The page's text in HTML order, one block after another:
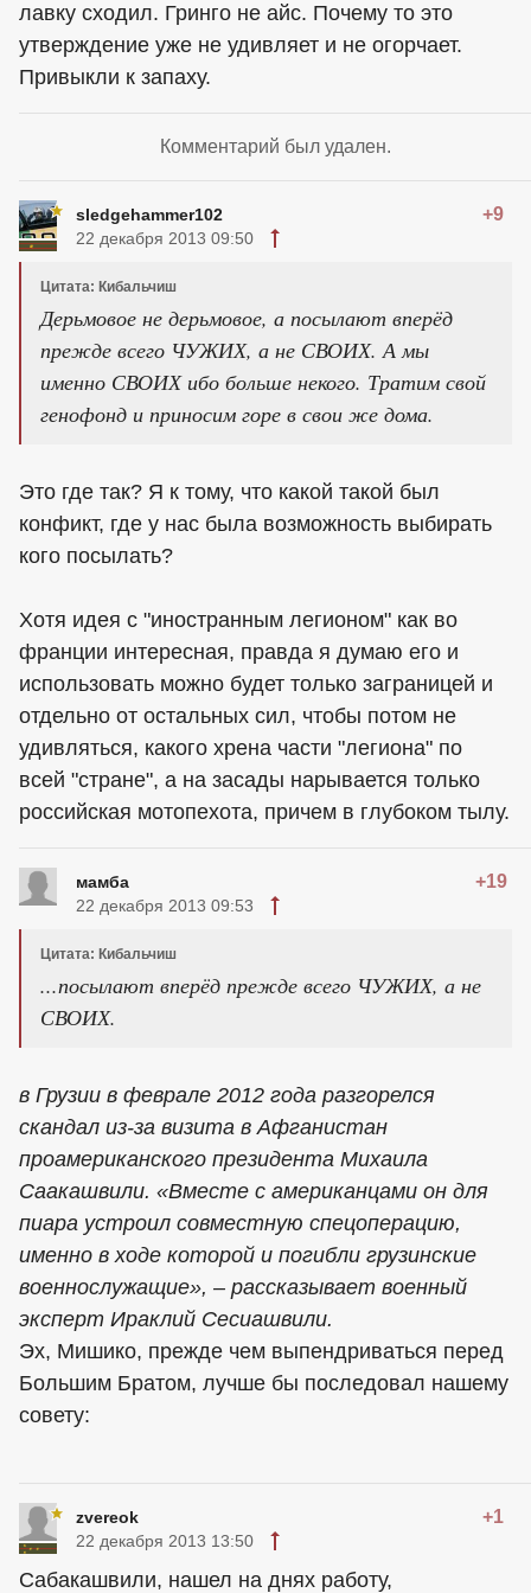
лавку сходил. Гринго не айс. Почему то это
утверждение уже не удивляет и не огорчает.
Привыкли к запаху.
Комментарий был удален.
sledgehammer102 +9
22 декабря 2013 09:50
Цитата: Кибальчиш
Дерьмовое не дерьмовое, а посылают вперёд
прежде всего ЧУЖИХ, а не СВОИХ. А мы
именно СВОИХ ибо больше некого. Тратим свой
генофонд и приносим горе в свои же дома.
Это где так? Я к тому, что какой такой был
конфикт, где у нас была возможность выбирать
кого посылать?
Хотя идея с "иностранным легионом" как во
франции интересная, правда я думаю его и
использовать можно будет только заграницей и
отдельно от остальных сил, чтобы потом не
удивляться, какого хрена части "легиона" по
всей "стране", а на засады нарывается только
российская мотопехота, причем в глубоком тылу.
мамба +19
22 декабря 2013 09:53
Цитата: Кибальчиш
...посылают вперёд прежде всего ЧУЖИХ, а не
СВОИХ.
в Грузии в феврале 2012 года разгорелся
скандал из-за визита в Афганистан
проамериканского президента Михаила
Саакашвили. «Вместе с американцами он для
пиара устроил совместную спецоперацию,
именно в ходе которой и погибли грузинские
военнослужащие», – рассказывает военный
эксперт Ираклий Сесиашвили.
Эх, Мишико, прежде чем выпендриваться перед
Большим Братом, лучше бы последовал нашему
совету:
zvereok +1
22 декабря 2013 13:50
Сабакашвили, нашел на днях работу,